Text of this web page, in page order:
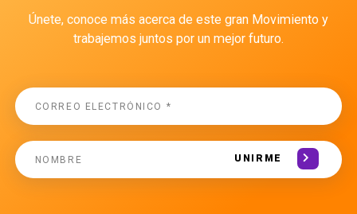
Únete, conoce más acerca de este gran Movimiento y
trabajemos juntos por un mejor futuro.
UNIRME